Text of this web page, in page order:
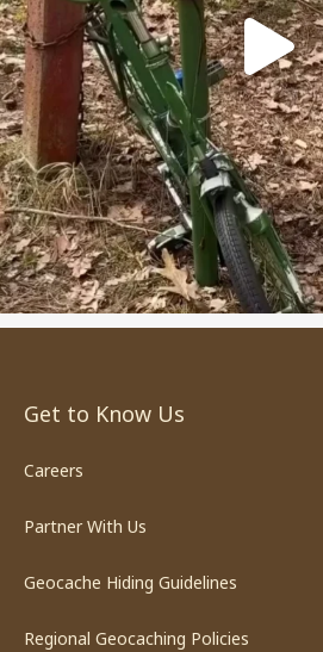
Get to Know Us
Careers
Partner With Us
Geocache Hiding Guidelines
Regional Geocaching Policies